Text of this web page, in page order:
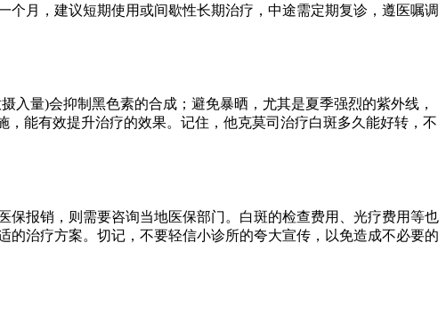
月，建议短期使用或间歇性长期治疗，中途需定期复诊，遵医嘱调
入量)会抑制黑色素的合成；避免暴晒，尤其是夏季强烈的紫外线，
能有效提升治疗的效果。记住，他克莫司治疗白斑多久能好转，不
报销，则需要咨询当地医保部门。白斑的检查费用、光疗费用等也
治疗方案。切记，不要轻信小诊所的夸大宣传，以免造成不必要的